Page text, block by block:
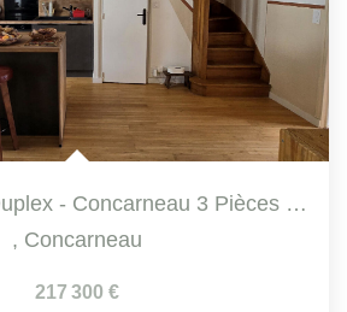
Appartement / Duplex - Concarneau 3 Pièces 44 M2 Pondéré -...
, Concarneau
217 300 €